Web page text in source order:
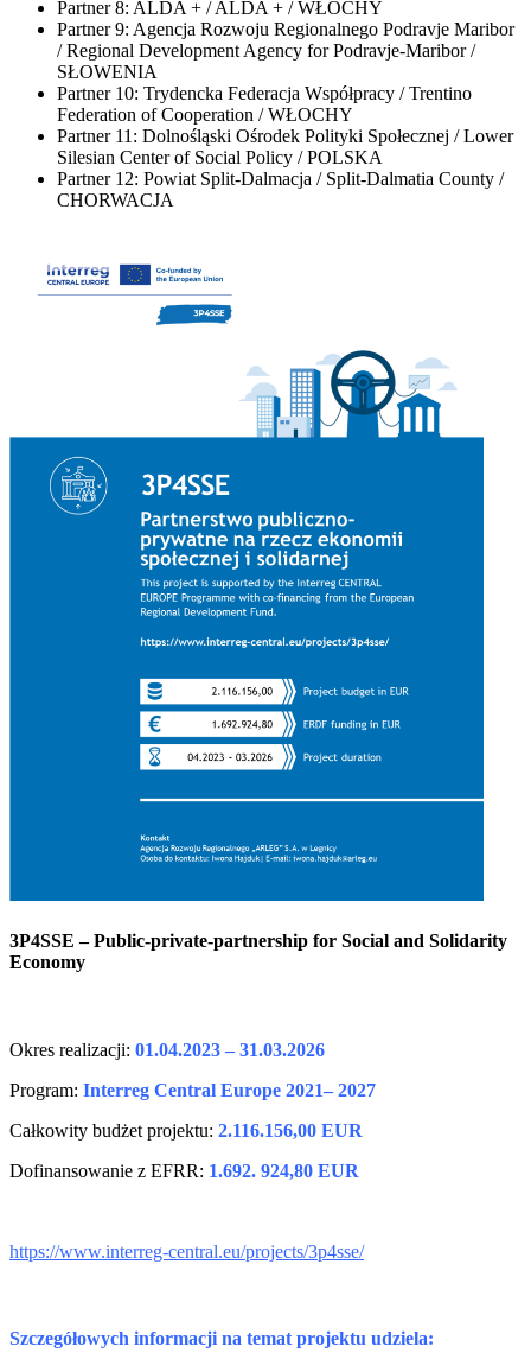
Partner 8: ALDA + / ALDA + / WŁOCHY
Partner 9: Agencja Rozwoju Regionalnego Podravje Maribor
/ Regional Development Agency for Podravje-Maribor /
SŁOWENIA
Partner 10: Trydencka Federacja Współpracy / Trentino
Federation of Cooperation / WŁOCHY
Partner 11: Dolnośląski Ośrodek Polityki Społecznej / Lower
Silesian Center of Social Policy / POLSKA
Partner 12: Powiat Split-Dalmacja / Split-Dalmatia County /
CHORWACJA
3P4SSE – Public-private-partnership for Social and Solidarity
Economy
Okres realizacji: 01.04.2023 – 31.03.2026
Program: Interreg Central Europe 2021– 2027
Całkowity budżet projektu: 2.116.156,00 EUR
Dofinansowanie z EFRR: 1.692. 924,80 EUR
https://www.interreg-central.eu/projects/3p4sse/
Szczegółowych informacji na temat projektu udziela: